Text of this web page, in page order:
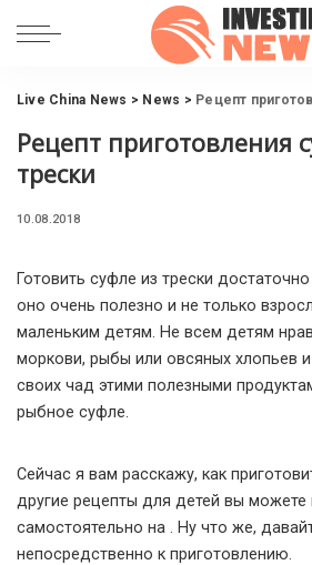
Live China News > News > Рецепт
Рецепт приготовления
трески
10.08.2018
Готовить суфле из трески
оно очень полезно и не только
маленьким детям. Не всем детям
моркови, рыбы или овсяных хлопьев
своих чад этими полезными
рыбное суфле.
Сейчас я вам расскажу, как
другие рецепты для детей вы можете
самостоятельно на . Ну что же,
непосредственно к приготовлению.